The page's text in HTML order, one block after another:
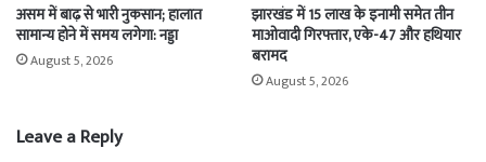
असम में बाढ़ से भारी नुकसान; हालात
सामान्य होने में समय लगेगा: नड्डा
August 5, 2026
झारखंड में 15 लाख के इनामी समेत तीन
माओवादी गिरफ्तार, एके-47 और हथियार
बरामद
August 5, 2026
Leave a Reply